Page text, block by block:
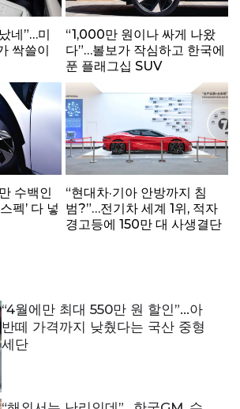
네”…미
싹쓸이
“1,000만 원이나 싸게 나왔
다”…볼보가 작심하고 한국에
푼 플래그십 SUV
수백인
펙’ 다 넣
“현대차·기아 안방까지 침
범?”…전기차 세계 1위, 적자
경고등에 150만 대 사생결단
“4월에만 최대 550만 원 할인”…아
반떼 가격까지 낮췄다는 국산 중형
세단